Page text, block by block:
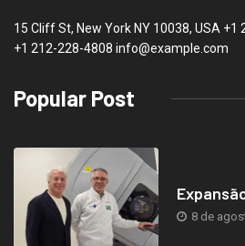
15 Cliff St, New York NY 10038, USA +1
+1 212-228-4808 info@example.com
Popular Post
8 de